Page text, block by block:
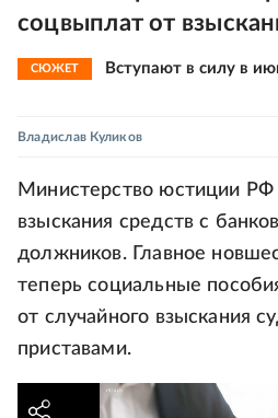
соцвыплат от
СЮЖЕТ Вступают в силу в
Владислав Куликов
Министерство юстиции РФ
взыскания средств с
должников. Главное
теперь социальные
от случайного взыскания
приставами.